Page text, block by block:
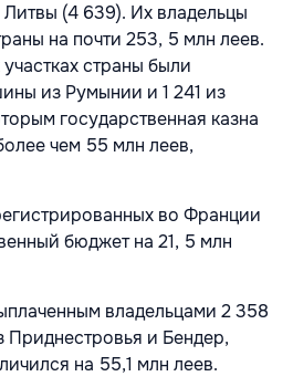
(4 639). Их владельцы
на почти 253, 5 млн леев.
страны были
из Румынии и 1 241 из
государственная казна
чем 55 млн леев,
во Франции
бюджет на 21, 5 млн
владельцами 2 358
Приднестровья и Бендер,
на 55,1 млн леев.